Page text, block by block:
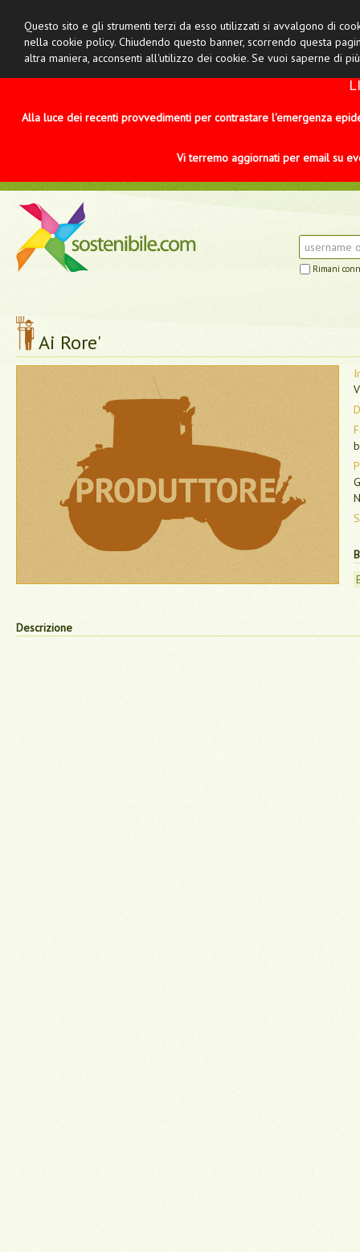
Questo sito e gli strumenti terzi da esso utilizzati si avvalgono di
nella cookie policy. Chiudendo questo banner, scorrendo questa
altra maniera, acconsenti all'utilizzo dei cookie. Se vuoi saperne di
Alla luce dei recenti provvedimenti per contrastare l'emergenza
Vi terremo aggiornati per email su
Rimani
Ai Rore'
Descrizione